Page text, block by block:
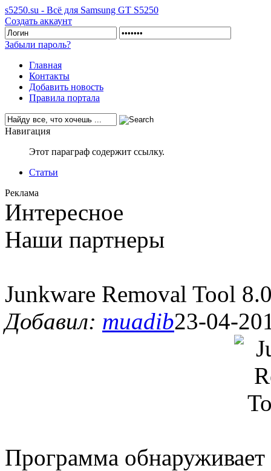
s5250.su - Всё для Samsung GT S5250
Создать аккаунт
Забыли пароль?
Главная
Контакты
Добавить новость
Правила портала
Навигация
Этот параграф содержит ссылку.
Статьи
Реклама
Интересное
Наши партнеры
Junkware Removal Tool
Добавил: muadib23-04-
Программа